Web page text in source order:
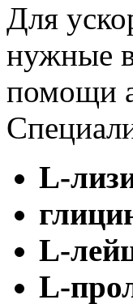
Для
нужные
помощи
L-
L-
L-